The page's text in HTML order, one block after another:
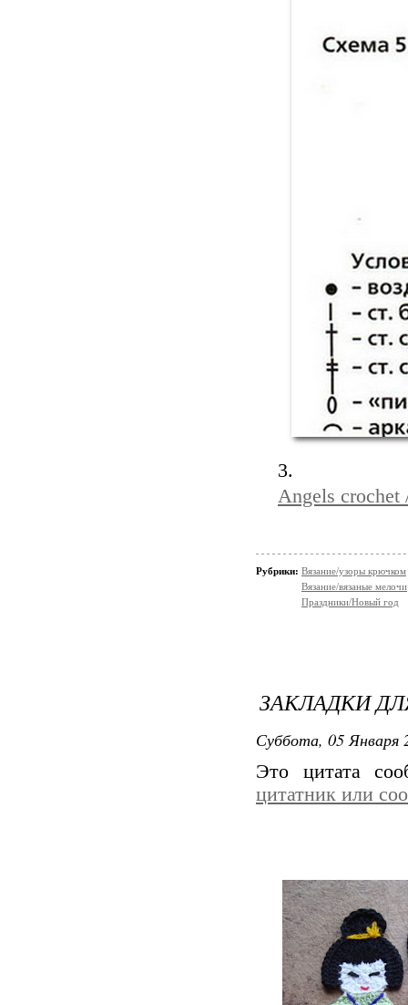
3.
Angels crochet
Рубрики: Вязание/узоры крючком
Вязание/вязаные мелочи
Праздники/Новый год
ЗАКЛАДКИ
Суббота, 05 Января
Это цитата
цитатник или